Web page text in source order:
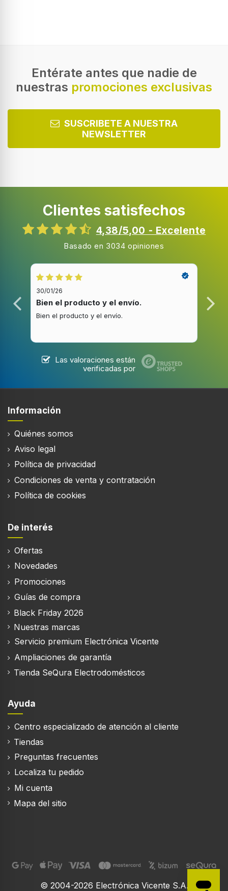
4K Ultra HD
Tecnología de visualización
Relación de aspecto nativa
Motion Xcelerator
Frecuencia nativa de refresco
Nombre comercial de la relación de contraste
Resolución de la pantalla
3840 x 2160 Pixeles
Diagonal de pantalla
138 cm
Sintonizador de la TV
Tipo de sintonizador
DVB-C, DVB-S2, DVB-T2
Autobusqueda de canal
Smart TV
TV por Internet
Sistema operativo instalado
Tizen
Compatible con Apple AirPlay 2
Reproducción en pantalla del sonido de un
dispositivo móvil
contenidos Hybrid Broadcast Broadband TV
(HbbTV)
2.0.4
Audio
20 W
Descriptor de preselección de audio
Entérate antes que nadie de
nuestras promociones exclusivas
SUSCRIBETE A NUESTRA
NEWSLETTER
Clientes satisfechos
4,38/5,00 - Excelente
Basado en 3034 opiniones
30/01/26
Bien el producto y el envío.
Bien el producto y el envío.
Las valoraciones están
verificadas por
Información
Quiénes somos
Aviso legal
Política de privacidad
Condiciones de venta y contratación
Política de cookies
De interés
Ofertas
Novedades
Promociones
Guías de compra
Black Friday 2026
Nuestras marcas
Servicio premium Electrónica Vicente
Ampliaciones de garantía
Tienda SeQura Electrodomésticos
Ayuda
Centro especializado de atención al cliente
Tiendas
Preguntas frecuentes
Localiza tu pedido
Mi cuenta
Mapa del sitio
© 2004-2026 Electrónica Vicente S.A.